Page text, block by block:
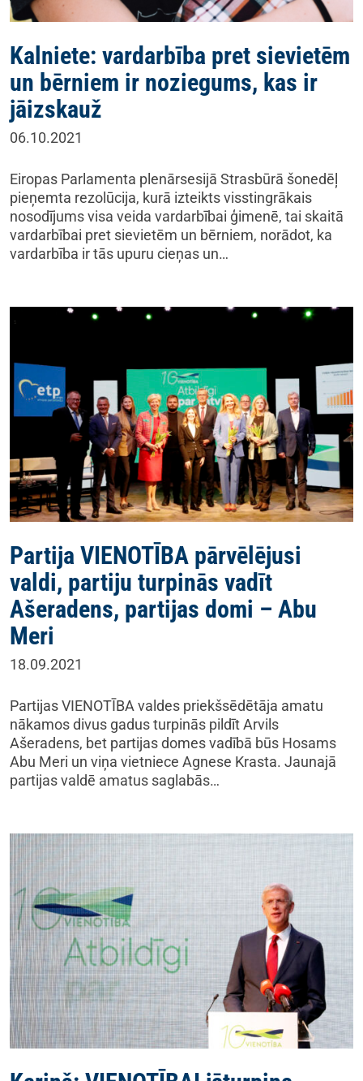
Kalniete: vardarbība pret sievietēm
un bērniem ir noziegums, kas ir
jāizskauž
06.10.2021
Eiropas Parlamenta plenārsesijā Strasbūrā šonedēļ
pieņemta rezolūcija, kurā izteikts visstingrākais
nosodījums visa veida vardarbībai ģimenē, tai skaitā
vardarbībai pret sievietēm un bērniem, norādot, ka
vardarbība ir tās upuru cieņas un…
Partija VIENOTĪBA pārvēlējusi
valdi, partiju turpinās vadīt
Ašeradens, partijas domi – Abu
Meri
18.09.2021
Partijas VIENOTĪBA valdes priekšsēdētāja amatu
nākamos divus gadus turpinās pildīt Arvils
Ašeradens, bet partijas domes vadībā būs Hosams
Abu Meri un viņa vietniece Agnese Krasta. Jaunajā
partijas valdē amatus saglabās…